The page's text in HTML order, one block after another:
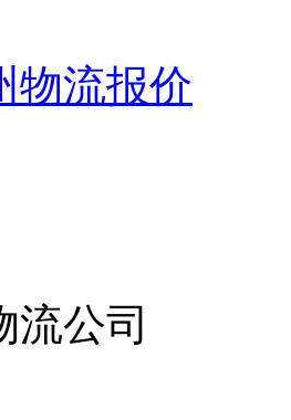
物流报价
流公司